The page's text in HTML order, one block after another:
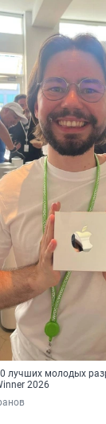
лучших молодых
2026